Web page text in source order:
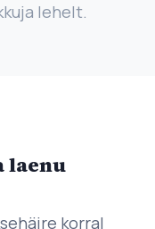
lehelt.
laenu
korral